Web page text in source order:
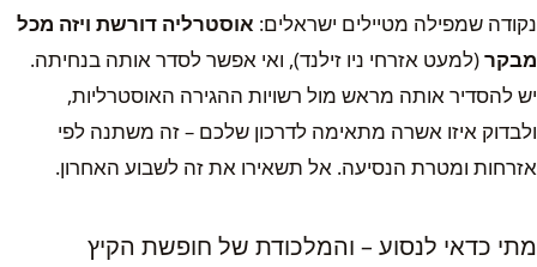
נקודה שמפילה מטיילים ישראלים: אוסטרליה דורשת ויזה מכל
מבקר(למעט אזרחי ניו זילנד), ואי אפשר לסדר אותה בנחיתה.
יש להסדיר אותה מראש מול רשויות ההגירה האוסטרליות,
ולבדוק איזו אשרה מתאימה לדרכון שלכם – זה משתנה לפי
אזרחות ומטרת הנסיעה. אל תשאירו את זה לשבוע האחרון.
מתי כדאי לנסוע – והמלכודת של חופשת הקיץ